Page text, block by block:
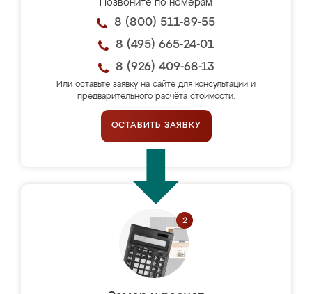
Позвоните по номерам
8 (800) 511-89-55
8 (495) 665-24-01
8 (926) 409-68-13
Или оставьте заявку на сайте для консультации и
предварительного расчёта стоимости.
ОСТАВИТЬ ЗАЯВКУ